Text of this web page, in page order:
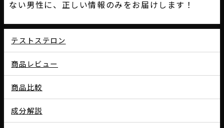
ない男性に、正しい情報のみをお届けします！
テストステロン
商品レビュー
商品比較
成分解説